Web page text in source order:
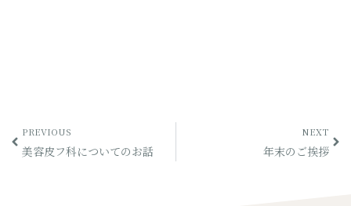
PREVIOUS
美容皮フ科についてのお話
NEXT
年末のご挨拶